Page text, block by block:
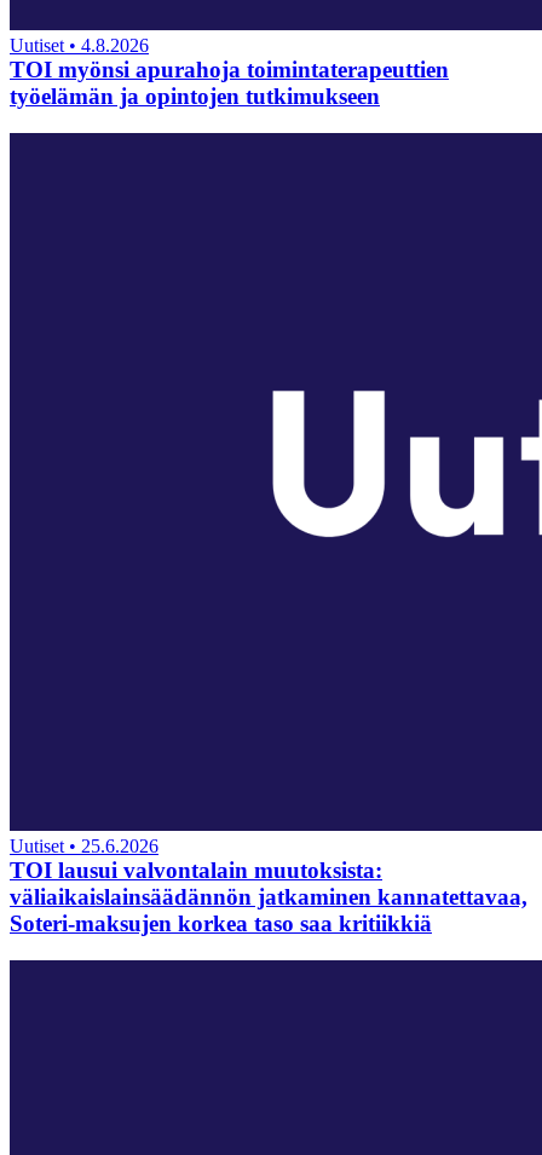
Uutiset • 4.8.2026
TOI myönsi apurahoja toimintaterapeuttien
työelämän ja opintojen tutkimukseen
Uutiset • 25.6.2026
TOI lausui valvontalain muutoksista:
väliaikaislainsäädännön jatkaminen kannatettavaa,
Soteri-maksujen korkea taso saa kritiikkiä